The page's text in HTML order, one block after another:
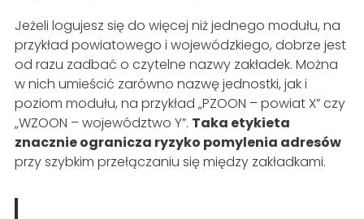
Jeżeli logujesz się do więcej niż jednego modułu, na
przykład powiatowego i wojewódzkiego, dobrze jest
od razu zadbać o czytelne nazwy zakładek. Można
w nich umieścić zarówno nazwę jednostki, jak i
poziom modułu, na przykład „PZOON – powiat X” czy
„WZOON – województwo Y”. Taka etykieta
znacznie ogranicza ryzyko pomylenia adresów
przy szybkim przełączaniu się między zakładkami.